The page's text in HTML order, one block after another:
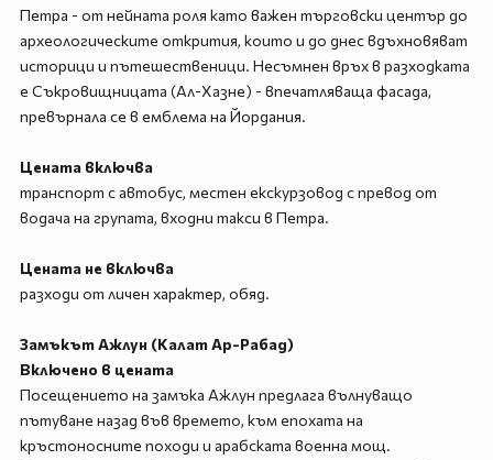
Петра - от нейната роля като важен търговски център до
археологическите открития, които и до днес вдъхновяват
историци и пътешественици. Несъмнен връх в разходката
е Съкровищницата (Ал-Хазне) - впечатляваща фасада,
превърнала се в емблема на Йордания.
Цената включва
транспорт с автобус, местен екскурзовод с превод от
водача на групата, входни такси в Петра.
Цената не включва
разходи от личен характер, обяд.
Замъкът Ажлун (Калат Ар-Рабад)
Включено в цената
Посещението на замъка Ажлун предлага вълнуващо
пътуване назад във времето, към епохата на
кръстоносните походи и арабската военна мощ.